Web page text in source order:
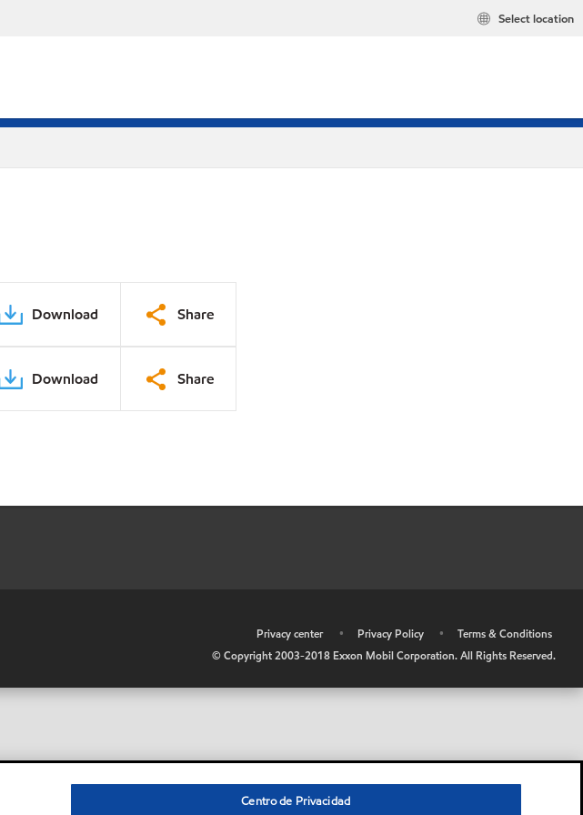
Select location
Download Share
Download Share
Privacy center • Privacy Policy •
Terms & Conditions
© Copyright 2003-2018 Exxon Mobil Corporation. All Rights Reserved.
Centro de Privacidad